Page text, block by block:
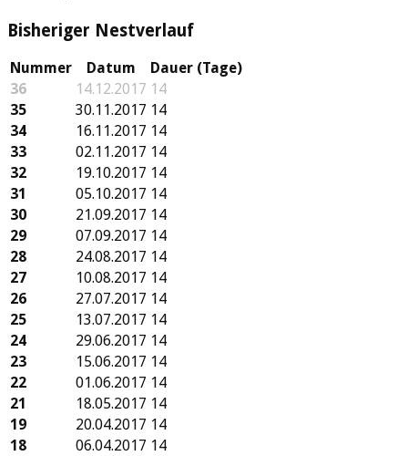
Bisheriger Nestverlauf
Nummer Datum
Dauer (Tage)
36
14.12.2017 14
35
30.11.2017 14
34
16.11.2017 14
33
02.11.2017 14
32
19.10.2017 14
31
05.10.2017 14
30
21.09.2017 14
29
07.09.2017 14
28
24.08.2017 14
27
10.08.2017 14
26
27.07.2017 14
25
13.07.2017 14
24
29.06.2017 14
23
15.06.2017 14
22
01.06.2017 14
21
18.05.2017 14
19
20.04.2017 14
18
06.04.2017 14